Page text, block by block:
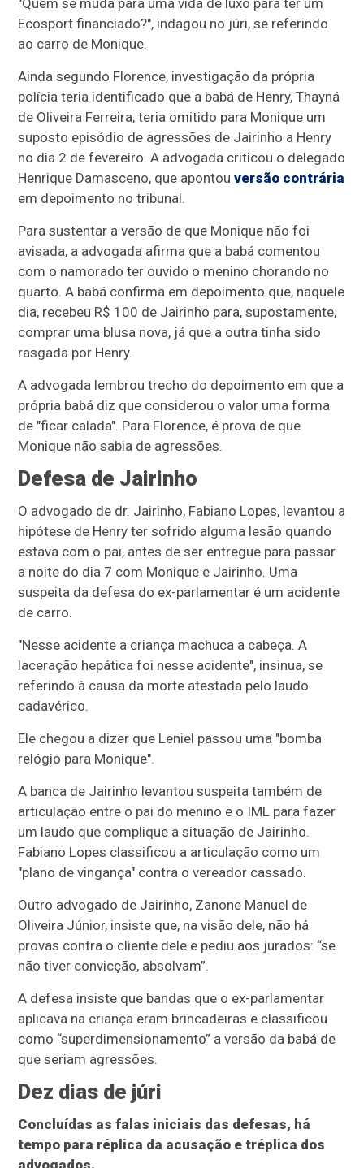
"Quem se muda para uma vida de luxo para ter um
Ecosport financiado?", indagou no júri, se referindo
ao carro de Monique.
Ainda segundo Florence, investigação da própria
polícia teria identificado que a babá de Henry, Thayná
de Oliveira Ferreira, teria omitido para Monique um
suposto episódio de agressões de Jairinho a Henry
no dia 2 de fevereiro. A advogada criticou o delegado
Henrique Damasceno, que apontouversão contrária
em depoimento no tribunal.
Para sustentar a versão de que Monique não foi
avisada, a advogada afirma que a babá comentou
com o namorado ter ouvido o menino chorando no
quarto. A babá confirma em depoimento que, naquele
dia, recebeu R$ 100 de Jairinho para, supostamente,
comprar uma blusa nova, já que a outra tinha sido
rasgada por Henry.
A advogada lembrou trecho do depoimento em que a
própria babá diz que considerou o valor uma forma
de "ficar calada". Para Florence, é prova de que
Monique não sabia de agressões.
Defesa de Jairinho
O advogado de dr. Jairinho, Fabiano Lopes, levantou a
hipótese de Henry ter sofrido alguma lesão quando
estava com o pai, antes de ser entregue para passar
a noite do dia 7 com Monique e Jairinho. Uma
suspeita da defesa do ex-parlamentar é um acidente
de carro.
"Nesse acidente a criança machuca a cabeça. A
laceração hepática foi nesse acidente", insinua, se
referindo à causa da morte atestada pelo laudo
cadavérico.
Ele chegou a dizer que Leniel passou uma "bomba
relógio para Monique".
A banca de Jairinho levantou suspeita também de
articulação entre o pai do menino e o IML para fazer
um laudo que complique a situação de Jairinho.
Fabiano Lopes classificou a articulação como um
"plano de vingança" contra o vereador cassado.
Outro advogado de Jairinho, Zanone Manuel de
Oliveira Júnior, insiste que, na visão dele, não há
provas contra o cliente dele e pediu aos jurados: “se
não tiver convicção, absolvam”.
A defesa insiste que bandas que o ex-parlamentar
aplicava na criança eram brincadeiras e classificou
como “superdimensionamento” a versão da babá de
que seriam agressões.
Dez dias de júri
Concluídas as falas iniciais das defesas, há
tempo para réplica da acusação e tréplica dos